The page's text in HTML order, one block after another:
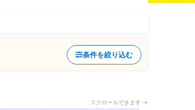
条件を絞り込む
スクロールできます →